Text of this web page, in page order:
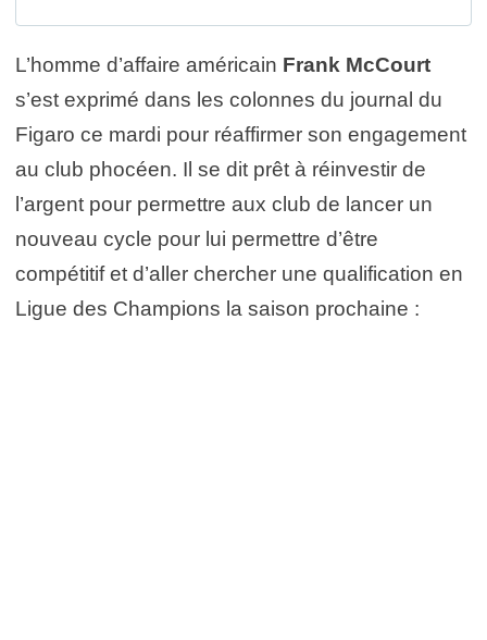
L’homme d’affaire américain Frank McCourt
s’est exprimé dans les colonnes du journal du
Figaro ce mardi pour réaffirmer son engagement
au club phocéen. Il se dit prêt à réinvestir de
l’argent pour permettre aux club de lancer un
nouveau cycle pour lui permettre d’être
compétitif et d’aller chercher une qualification en
Ligue des Champions la saison prochaine :